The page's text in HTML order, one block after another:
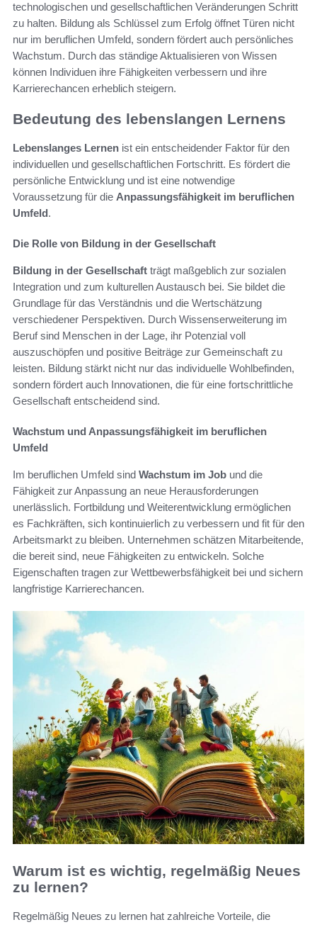
technologischen und gesellschaftlichen Veränderungen Schritt
zu halten. Bildung als Schlüssel zum Erfolg öffnet Türen nicht
nur im beruflichen Umfeld, sondern fördert auch persönliches
Wachstum. Durch das ständige Aktualisieren von Wissen
können Individuen ihre Fähigkeiten verbessern und ihre
Karrierechancen erheblich steigern.
Bedeutung des lebenslangen Lernens
Lebenslanges Lernen ist ein entscheidender Faktor für den
individuellen und gesellschaftlichen Fortschritt. Es fördert die
persönliche Entwicklung und ist eine notwendige
Voraussetzung für die Anpassungsfähigkeit im beruflichen
Umfeld.
Die Rolle von Bildung in der Gesellschaft
Bildung in der Gesellschaft trägt maßgeblich zur sozialen
Integration und zum kulturellen Austausch bei. Sie bildet die
Grundlage für das Verständnis und die Wertschätzung
verschiedener Perspektiven. Durch Wissenserweiterung im
Beruf sind Menschen in der Lage, ihr Potenzial voll
auszuschöpfen und positive Beiträge zur Gemeinschaft zu
leisten. Bildung stärkt nicht nur das individuelle Wohlbefinden,
sondern fördert auch Innovationen, die für eine fortschrittliche
Gesellschaft entscheidend sind.
Wachstum und Anpassungsfähigkeit im beruflichen
Umfeld
Im beruflichen Umfeld sind Wachstum im Job und die
Fähigkeit zur Anpassung an neue Herausforderungen
unerlässlich. Fortbildung und Weiterentwicklung ermöglichen
es Fachkräften, sich kontinuierlich zu verbessern und fit für den
Arbeitsmarkt zu bleiben. Unternehmen schätzen Mitarbeitende,
die bereit sind, neue Fähigkeiten zu entwickeln. Solche
Eigenschaften tragen zur Wettbewerbsfähigkeit bei und sichern
langfristige Karrierechancen.
Warum ist es wichtig, regelmäßig Neues
zu lernen?
Regelmäßig Neues zu lernen hat zahlreiche Vorteile, die